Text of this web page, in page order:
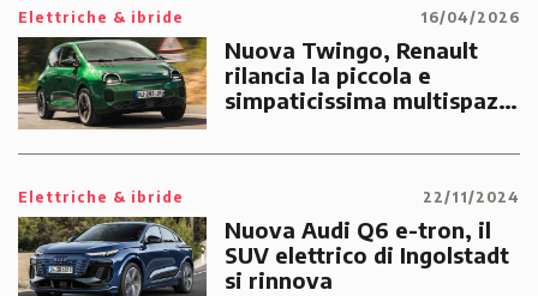
Elettriche & ibride 16/04/2026
Nuova Twingo, Renault
rilancia la piccola e
simpaticissima multispazio
Elettriche & ibride 22/11/2024
Nuova Audi Q6 e-tron, il
SUV elettrico di Ingolstadt
si rinnova